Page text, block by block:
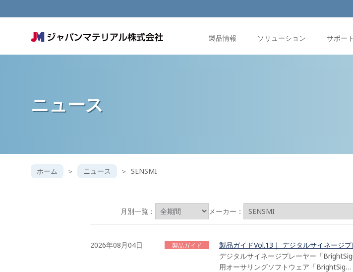
製品情報 ソリューション サポー
ニュース
ホーム ニュース SENSMI
月別一覧： メーカー：
2026年08月04日 製品ガイド
製品ガイドVol.13｜ デジタルサイネージ
デジタルサイネージプレーヤー「
用オーサリングソフトウェア「BrightSig…